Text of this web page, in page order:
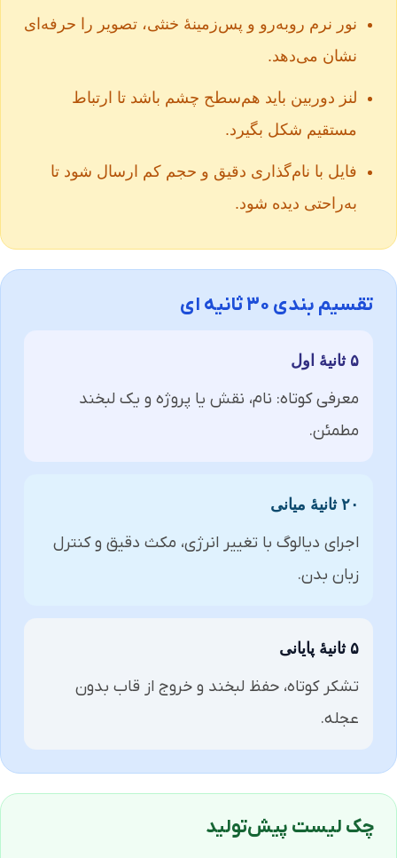
نور نرم رو‌به‌رو و پس‌زمینهٔ خنثی، تصویر را حرفه‌ای
نشان می‌دهد.
لنز دوربین باید هم‌سطح چشم باشد تا ارتباط
مستقیم شکل بگیرد.
فایل با نام‌گذاری دقیق و حجم کم ارسال شود تا
به‌راحتی دیده شود.
تقسیم‌ بندی ۳۰ ثانیه‌ ای
۵ ثانیهٔ اول
معرفی کوتاه: نام، نقش یا پروژه و یک لبخند
مطمئن.
۲۰ ثانیهٔ میانی
اجرای دیالوگ با تغییر انرژی، مکث دقیق و کنترل
زبان بدن.
۵ ثانیهٔ پایانی
تشکر کوتاه، حفظ لبخند و خروج از قاب بدون
عجله.
چک‌ لیست پیش‌تولید